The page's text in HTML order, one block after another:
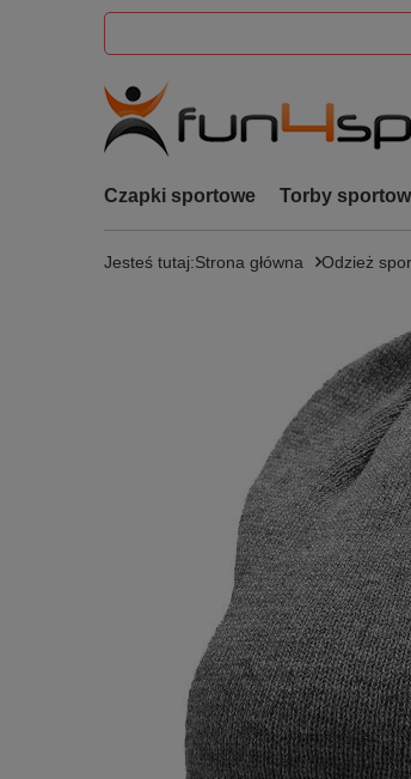
Czapki sportowe Torby
Jesteś tutaj:Strona główna Odzież